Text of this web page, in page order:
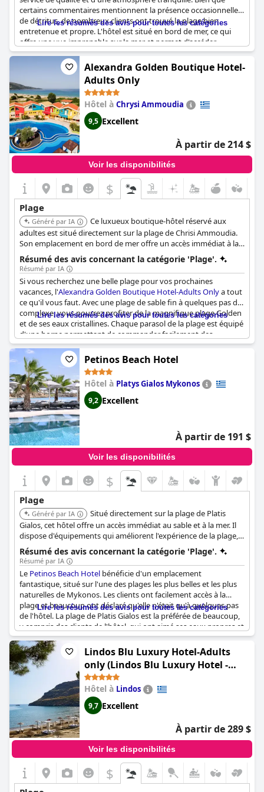
certains commentaires mentionnent la présence occasionnelle
de détritus, de nombreux clients ont trouvé la plage bien
entretenue et propre. L'hôtel est situé en bord de mer, ce qui
offre une vue imprenable sur la mer et permet d'accéder
facilement aux commodités de la plage, comme les maîtres-
nageurs et les plages de peluches. Les visiteurs ont également
apprécié la combinaison de la mer et de la forêt, qui permet de
vivre une expérience unique dans le magnifique paysage
sauvage de l'île d'Eubée. Les chambres sont spacieuses, joliment
conçues et d'une propreté irréprochable. Le personnel de l'hôtel
a été décrit comme amical et toujours prêt à aider. Les clients
ont fait l'éloge du délicieux dîner et du petit déjeuner copieux, ce
qui en fait un choix idéal pour des vacances en famille. Dans
l'ensemble, leThalatta Seaside Hotel
offre une expérience
inoubliable aux voyageurs à la recherche d'une escapade
luxueuse dans un cadre magnifique et préservé.
Lire les résumés des avis pour toutes les catégories
Alexandra Golden Boutique Hotel-
Adults Only
Hôtel à Chrysi Ammoudia
9,5 Excellent
À partir de 214 $
Voir les disponibilités
$
Plage
Généré par IA
Ce luxueux boutique-hôtel réservé aux
adultes est situé directement sur la plage de Chrisi Ammoudia.
Son emplacement en bord de mer offre un accès immédiat à la
mer. L'hôtel offre une atmosphère tranquille et un cadre
élégant.
Résumé des avis concernant la catégorie 'Plage'.
Résumé par IA
Si vous recherchez une belle plage pour vos prochaines
vacances, l'Alexandra Golden Boutique Hotel-Adults Onlya tout
ce qu'il vous faut. Avec une plage de sable fin à quelques pas du
complexe, vous pourrez profiter de la magnifique plage Golden
et de ses eaux cristallines. Chaque parasol de la plage est équipé
d'une borne permettant de commander facilement des
boissons et des en-cas, ce qui en fait l'endroit idéal pour se
détendre toute la journée. La plage de sable propre et bien
entretenue est vraiment étonnante et se trouve à moins de 50
mètres de l'hôtel. Avec un accès direct à la plage, cette dernière
se trouve à cinq minutes de marche de votre chambre. L'hôtel
met également à votre disposition des chaises longues et des
parasols. La plage et bien équipée est vraiment l'un des points
forts de cet hôtel. Elle est considérée par beaucoup comme la
plus belle plage de l'île, avec son étendue et ses eaux claires.
Que vous souhaitiez prendre un bain de soleil, nager ou
simplement admirer les environs, la plage de l'Alexandra Golden
Boutique Hotel-Adults Onlyest l'endroit idéal pour des vacances
Lire les résumés des avis pour toutes les catégories
Petinos Beach Hotel
Hôtel à Platys Gialos Mykonos
9,2 Excellent
À partir de 191 $
Voir les disponibilités
$
Plage
Généré par IA
Situé directement sur la plage de Platis
Gialos, cet hôtel offre un accès immédiat au sable et à la mer. Il
dispose d'équipements qui améliorent l'expérience de la plage,
tels que des piscines et des restaurants.
Résumé des avis concernant la catégorie 'Plage'.
Résumé par IA
Le Petinos Beach Hotel bénéficie d'un emplacement
fantastique, situé sur l'une des plages les plus belles et les plus
naturelles de Mykonos. Les clients ont facilement accès à la
plage et beaucoup ont déclaré qu'elle n'était qu'à quelques pas
de l'hôtel. La plage de Platis Gialos est la préférée de beaucoup,
y compris des clients de l'hôtel, qui ont aimé ses eaux propres et
les belles promenades entre les différentes plages à proximité.
Cette plage est idéale pour ceux qui recherchent une
atmosphère plus détendue et moins fréquentée que d'autres
plages populaires comme Paradise ou Super Paradise. L'hôtel
est également très apprécié pour sa situation en bord de mer et
ses superbes vues sur la mer. Les clients peuvent profiter d'un
excellent restaurant sur la plage et le personnel de l'hôtel est
sympathique et arrangeant, organisant des réservations dans
les restaurants voisins et même des locations de motos juste
devant l'hôtel. Certains clients ont mentionné qu'il n'y avait pas
de chaises de plage, mais ils recommandent vivement l'hôtel
pour ses installations exceptionnelles, sa cuisine fabuleuse et
son emplacement imbattable.
Lire les résumés des avis pour toutes les catégories
Lindos Blu Luxury Hotel-Adults
only (Lindos Blu Luxury Hotel -
Adults Only)
Hôtel à Lindos
9,7 Excellent
À partir de 289 $
Voir les disponibilités
$